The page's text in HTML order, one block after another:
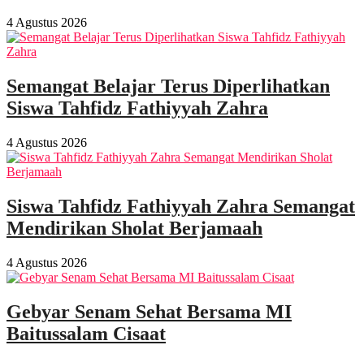
4 Agustus 2026
Semangat Belajar Terus Diperlihatkan
Siswa Tahfidz Fathiyyah Zahra
4 Agustus 2026
Siswa Tahfidz Fathiyyah Zahra Semangat
Mendirikan Sholat Berjamaah
4 Agustus 2026
Gebyar Senam Sehat Bersama MI
Baitussalam Cisaat